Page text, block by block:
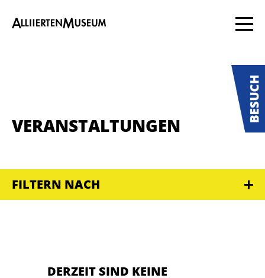
VERANSTALTUNGEN
FILTERN NACH
DERZEIT SIND KEINE